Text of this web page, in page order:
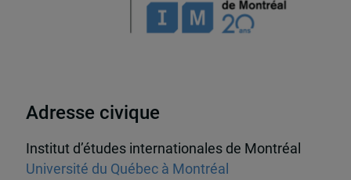
Adresse civique
Institut d’études internationales de Montréal
Université du Québec à Montréal